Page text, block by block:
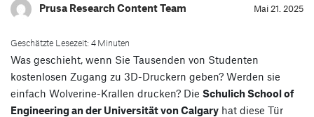
Prusa Research Content Team Mai 21. 2025
Geschätzte Lesezeit: 4 Minuten
Was geschieht, wenn Sie Tausenden von Studenten
kostenlosen Zugang zu 3D-Druckern geben? Werden sie
einfach Wolverine-Krallen drucken? Die Schulich School of
Engineering an der Universität von Calgary hat diese Tür